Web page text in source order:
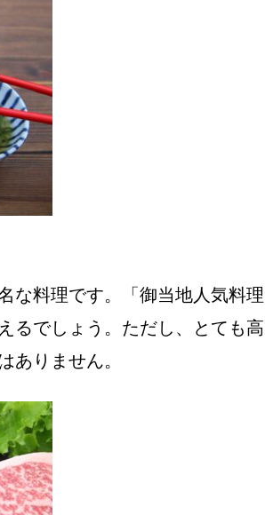
な料理です。「御当地人気料理
るでしょう。ただし、とても高
ありません。